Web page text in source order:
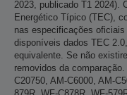
2023, publicado T1 2024).
Energético Típico (TEC),
nas especificações
disponíveis dados TEC
equivalente. Se não
removidos da
C20750, AM-C6000, AM-